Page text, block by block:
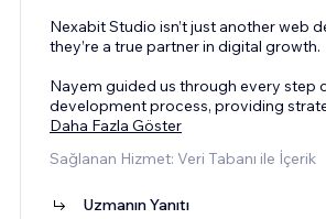
Nexabit Studio isn’t just another web
they’re a true partner in digital growth.
Nayem guided us through every step
development process, providing
Daha Fazla Göster
Sağlanan Hizmet: Veri Tabanı ile İçerik
Uzmanın Yanıtı